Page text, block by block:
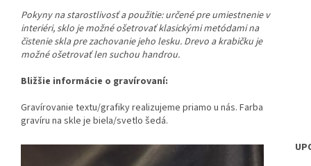
Pokyny na starostlivosť a použitie: určené pre umiestnenie v
interiéri, sklo je možné ošetrovať klasickými metódami na
čistenie skla pre zachovanie jeho lesku. Drevo a krabičku je
možné ošetrovať len suchou handrou.
Bližšie informácie o gravírovaní:
Gravírovanie textu/grafiky realizujeme priamo u nás. Farba
gravíru na skle je biela/svetlo šedá.